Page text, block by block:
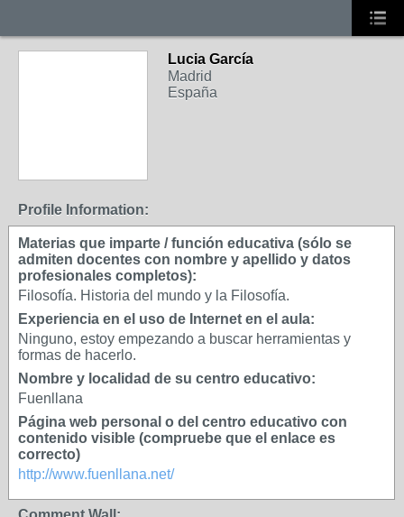
Lucia García
Madrid
España
Profile Information:
Materias que imparte / función educativa (sólo se
admiten docentes con nombre y apellido y datos
profesionales completos):
Filosofía. Historia del mundo y la Filosofía.
Experiencia en el uso de Internet en el aula:
Ninguno, estoy empezando a buscar herramientas y
formas de hacerlo.
Nombre y localidad de su centro educativo:
Fuenllana
Página web personal o del centro educativo con
contenido visible (compruebe que el enlace es
correcto)
http://www.fuenllana.net/